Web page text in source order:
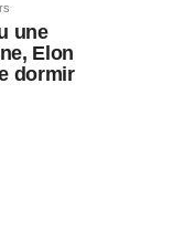
une
Elon
dormir